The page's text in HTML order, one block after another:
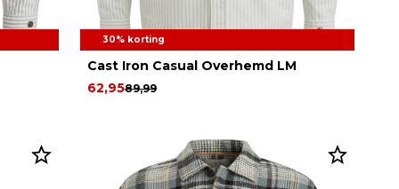
30% korting
Cast Iron Casual Overhemd LM
89,99
62,95